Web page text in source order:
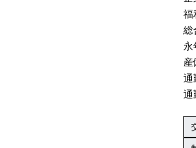
福
総
永
産
通
通